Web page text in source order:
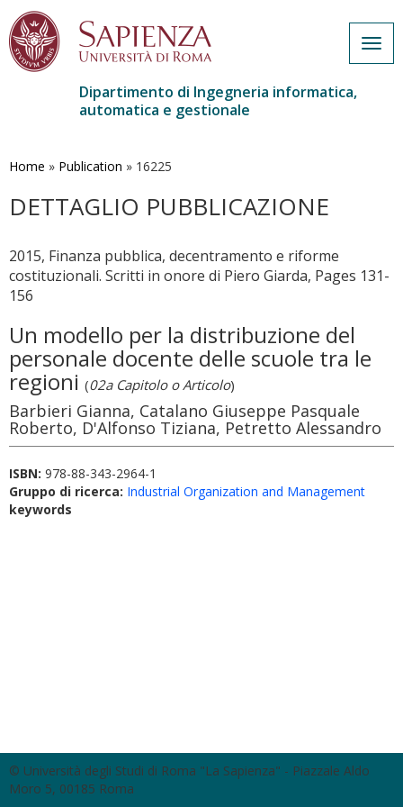
contenuto
Dipartimento di Ingegneria informatica,
automatica e gestionale
Home » Publication » 16225
DETTAGLIO PUBBLICAZIONE
2015, Finanza pubblica, decentramento e riforme
costituzionali. Scritti in onore di Piero Giarda, Pages 131-
156
Un modello per la distribuzione del
personale docente delle scuole tra le
regioni (02a Capitolo o Articolo)
Barbieri Gianna, Catalano Giuseppe Pasquale
Roberto, D'Alfonso Tiziana, Petretto Alessandro
ISBN: 978-88-343-2964-1
Gruppo di ricerca: Industrial Organization and Management
keywords
© Università degli Studi di Roma "La Sapienza" - Piazzale Aldo
Moro 5, 00185 Roma